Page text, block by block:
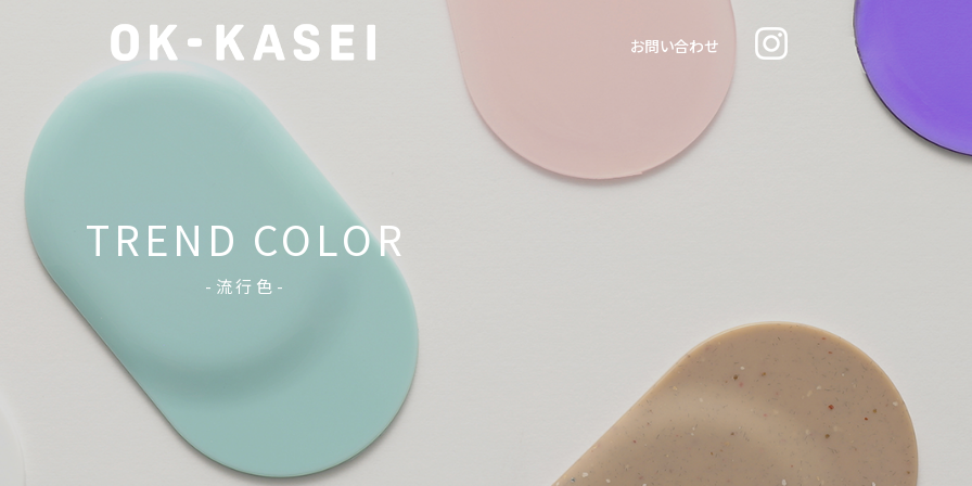
お問い合わせ
TREND COLOR
-流行色-